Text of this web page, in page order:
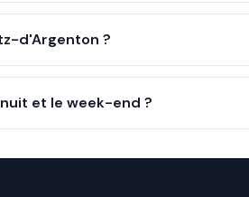
d'Argenton ?
et le week-end ?